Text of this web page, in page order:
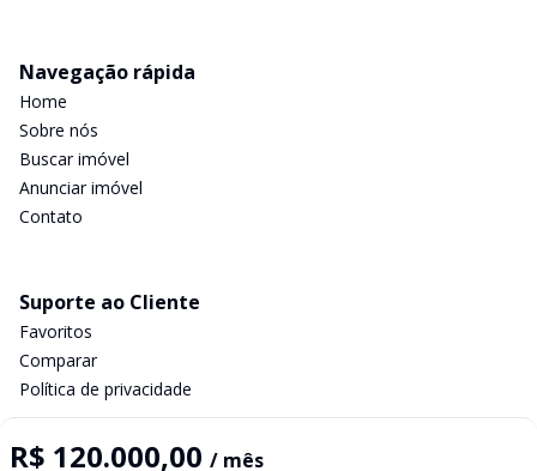
R$ 120.000,00 / mês
Navegação rápida
Home
Sobre nós
Buscar imóvel
Anunciar imóvel
Contato
Suporte ao Cliente
Favoritos
Comparar
Política de privacidade